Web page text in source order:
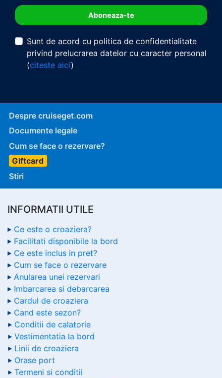
Sunt de acord cu politica de confidentialitate
privind prelucrarea datelor cu caracter personal
(citeste aici)
Despre cruiseget.com
Documente legale
Cum se face o rezervare?
Giftcard
Stiri
INFORMATII UTILE
Ce este o croaziera?
Facilitati disponibile la bord
Ce este inclus in pret?
Cum se face o rezervare
Anularea unei rezervari
Imbarcarea si debarcarea
Cardul de croaziera
Cand este sezon?
Conditii de calatorie
Vestimentatia la bord
Linii de croaziera
Orase port
Termeni si conditii